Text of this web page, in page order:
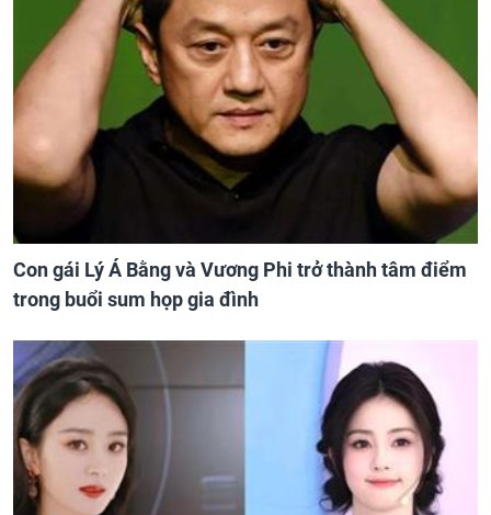
Con gái Lý Á Bằng và Vương Phi trở thành tâm điểm
trong buổi sum họp gia đình